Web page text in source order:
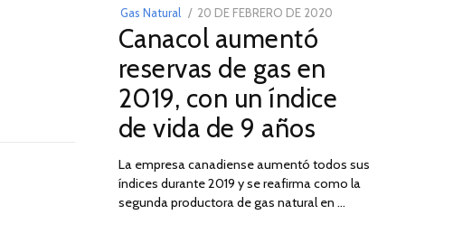
Gas Natural
POSTED
ON
20 DE FEBRERO DE 2020
2025
Canacol aumentó
reservas de gas en
2019, con un índice
de vida de 9 años
La empresa canadiense aumentó todos sus
índices durante 2019 y se reafirma como la
segunda productora de gas natural en …